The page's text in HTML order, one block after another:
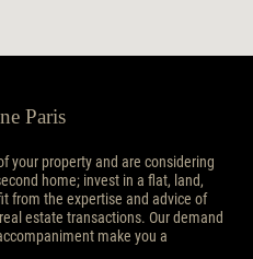
Paris
your property and are considering
home; invest in a flat, land,
from the expertise and advice of
estate transactions. Our demand
make you a